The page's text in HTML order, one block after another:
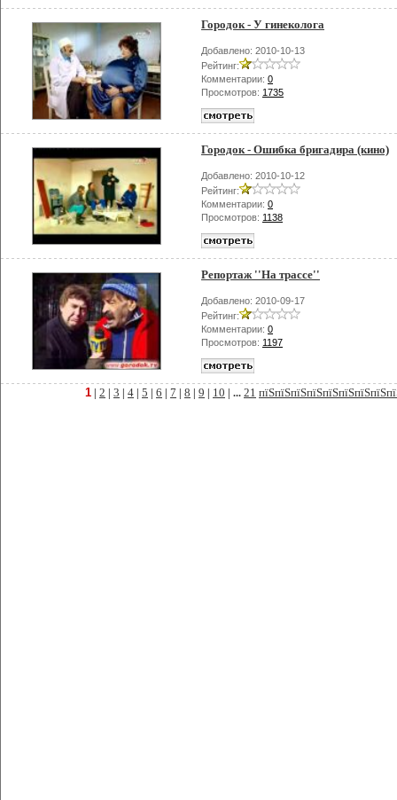
Городок - У гинеколога
Добавлено: 2010-10-13
Рейтинг:
Комментарии: 0
Просмотров: 1735
Городок - Ошибка бригадира (кино)
Добавлено: 2010-10-12
Рейтинг:
Комментарии: 0
Просмотров: 1138
Репортаж ''На трассе''
Добавлено: 2010-09-17
Рейтинг:
Комментарии: 0
Просмотров: 1197
1 2 3 4 5 6 7 8 9 10 | ... 21